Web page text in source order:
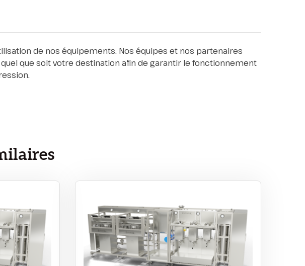
de nos équipements. Nos équipes et nos partenaires
que soit votre destination afin de garantir le fonctionnement